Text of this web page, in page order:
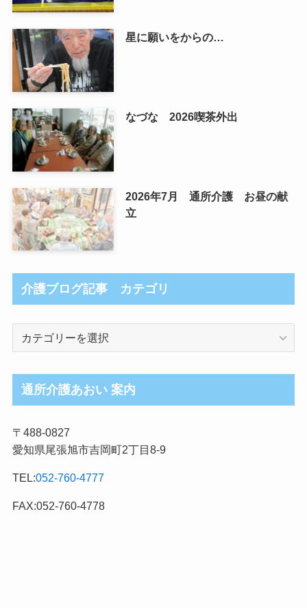
星に願いをからの…
なづな 2026喫茶外出
2026年7月 通所介護 お昼の献
立
介護ブログ記事 カテゴリ
ロ
グ
事
カ
ゴ
リ
通所介護あおい 案内
〒488-0827
愛知県尾張旭市吉岡町2丁目8-9
TEL:052-760-4777
FAX:052-760-4778